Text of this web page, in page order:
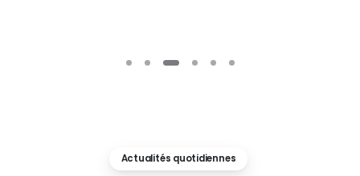
Actualités quotidiennes